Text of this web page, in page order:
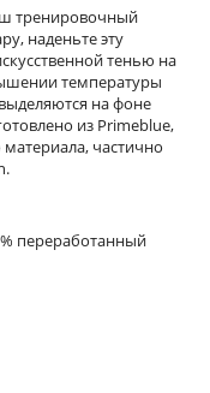
тренировочный
наденьте эту
тенью на
температуры
на фоне
из Primeblue,
частично
переработанный